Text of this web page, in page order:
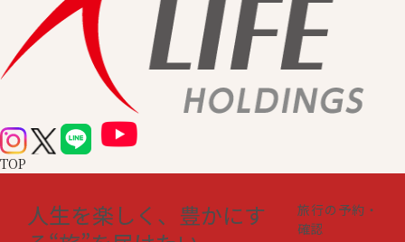
TOP
人生を楽しく、豊かにす
旅行の予約・
確認